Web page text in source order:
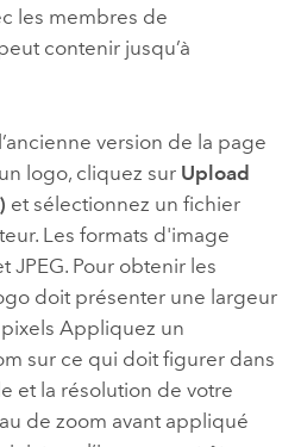
les membres de
contenir jusqu’à
version de la page
logo, cliquez sur Upload
et sélectionnez un fichier
Les formats d'image
JPEG. Pour obtenir les
doit présenter une largeur
Appliquez un
sur ce qui doit figurer dans
et la résolution de votre
de zoom avant appliqué